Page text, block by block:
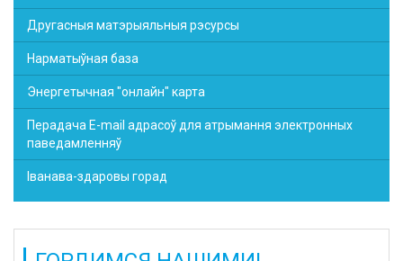
Другасныя матэрыяльныя рэсурсы
Нарматыўная база
Энергетычная "онлайн" карта
Перадача E-mail адрасоў для атрымання электронных
паведамленняў
Іванава-здаровы горад